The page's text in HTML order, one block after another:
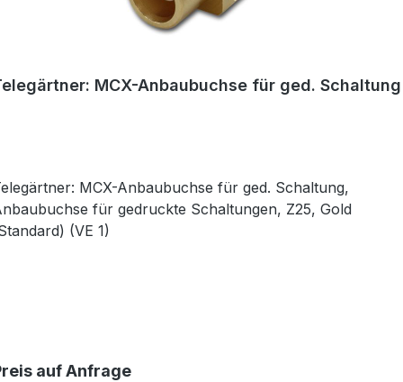
MCX-Anbaubuchse für ged. Schaltung
MCX-Anbaubuchse für ged. Schaltung,
für gedruckte Schaltungen, Z25, Gold
(VE 1)
auf Anfrage